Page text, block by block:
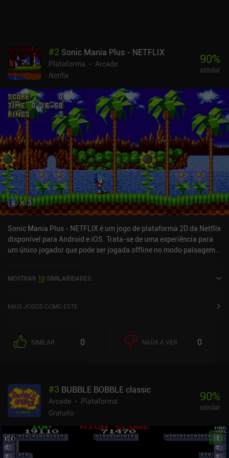
#2 Sonic Mania Plus - NETFLIX
Plataforma
Arcade
Netflix
90%
similar
Sonic Mania Plus - NETFLIX é um jogo de plataforma 2D da Netflix
disponível para Android e iOS. Trata-se de uma experiência para
um único jogador que pode ser jogada offline no modo paisagem.
uma avaliação atual de 4,5 de 5,0 no Google Play e 4,8 de 5,0 na
MOSTRAR 10 SIMILARIDADES
MAIS JOGOS COMO ESTE
SIMILAR 0 NADA A VER 0
#3 BUBBLE BOBBLE classic
Arcade
Plataforma
Gratuito
90%
similar